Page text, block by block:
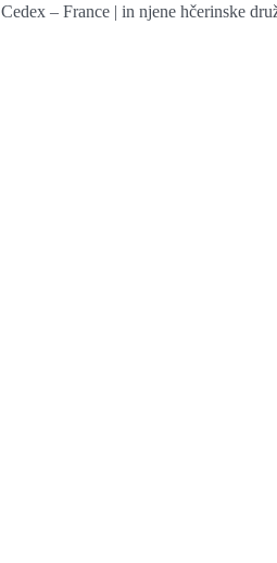
– France | in njene hčerinske